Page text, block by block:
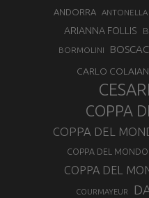
ANDORRA
ARIANNA FOLLIS
BORMOLINI
CARLO
COPPA
COPPA DEL
COPPA DEL
COPPA DEL
COURMAYEUR